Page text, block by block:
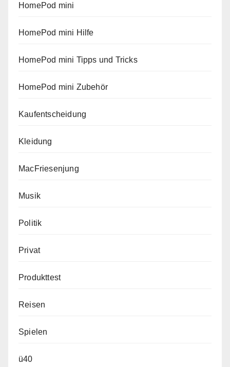
HomePod mini
HomePod mini Hilfe
HomePod mini Tipps und Tricks
HomePod mini Zubehör
Kaufentscheidung
Kleidung
MacFriesenjung
Musik
Politik
Privat
Produkttest
Reisen
Spielen
ü40